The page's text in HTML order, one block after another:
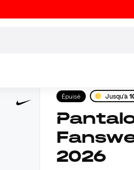
Épuisé Jusqu'à
Pantalon Nike PSG
2026